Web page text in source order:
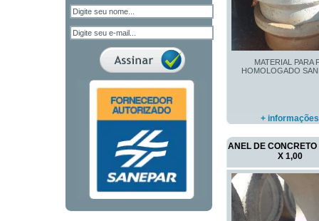
MATERIAL PARA
HOMOLOGADO
+ informações
ANEL DE CONCRETO
X 1,00